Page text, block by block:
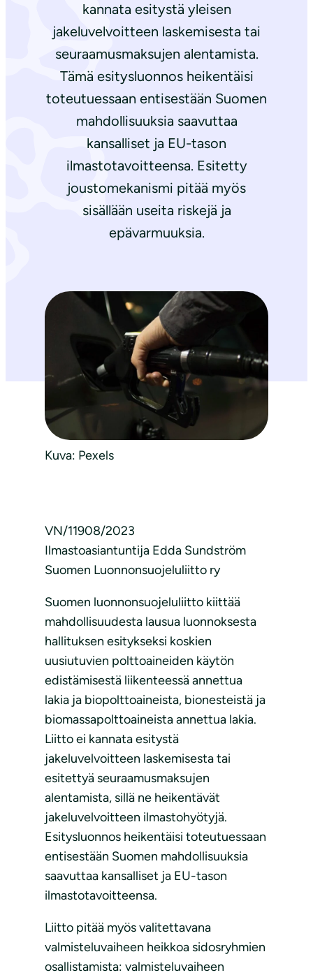
kannata esitystä yleisen
jakeluvelvoitteen laskemisesta tai
seuraamusmaksujen alentamista.
Tämä esitysluonnos heikentäisi
toteutuessaan entisestään Suomen
mahdollisuuksia saavuttaa
kansalliset ja EU-tason
ilmastotavoitteensa. Esitetty
joustomekanismi pitää myös
sisällään useita riskejä ja
epävarmuuksia.
Kuva: Pexels
VN/11908/2023
Ilmastoasiantuntija Edda Sundström
Suomen Luonnonsuojeluliitto ry
Suomen luonnonsuojeluliitto kiittää
mahdollisuudesta lausua luonnoksesta
hallituksen esitykseksi koskien
uusiutuvien polttoaineiden käytön
edistämisestä liikenteessä annettua
lakia ja biopolttoaineista, bionesteistä ja
biomassapolttoaineista annettua lakia.
Liitto ei kannata esitystä
jakeluvelvoitteen laskemisesta tai
esitettyä seuraamusmaksujen
alentamista, sillä ne heikentävät
jakeluvelvoitteen ilmastohyötyjä.
Esitysluonnos heikentäisi toteutuessaan
entisestään Suomen mahdollisuuksia
saavuttaa kansalliset ja EU-tason
ilmastotavoitteensa.
Liitto pitää myös valitettavana
valmisteluvaiheen heikkoa sidosryhmien
osallistamista: valmisteluvaiheen